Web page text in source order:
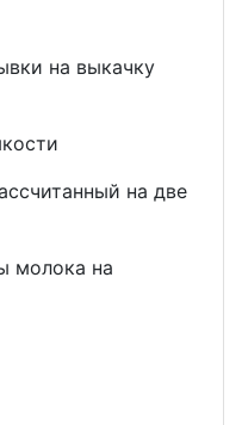
на выкачку
на две
молока на